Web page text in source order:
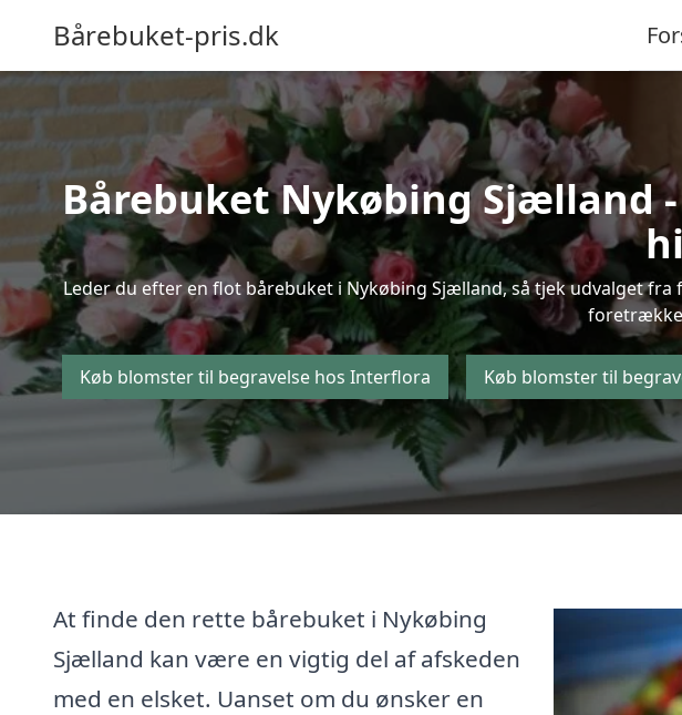
Bårebuket-pris.dk
Bårebuket Nykøbing Sjælland
Leder du efter en flot bårebuket i Nykøbing Sjælland, så tjek udvalget
Køb blomster til begravelse hos Interflora Køb blomster til
At finde den rette bårebuket i Nykøbing
Sjælland kan være en vigtig del af afskeden
med en elsket. Uanset om du ønsker en